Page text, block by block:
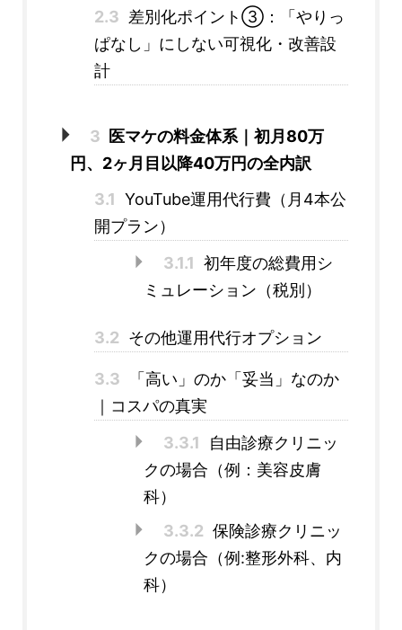
2.3 差別化ポイント③：「やりっ
ぱなし」にしない可視化・改善設
計
3
医マケの料金体系｜初月80万
円、2ヶ月目以降40万円の全内訳
3.1 YouTube運用代行費（月4本公
開プラン）
3.1.1 初年度の総費用シ
ミュレーション（税別）
3.2 その他運用代行オプション
3.3
「高い」のか「妥当」なのか
｜コスパの真実
3.3.1
自由診療クリニッ
クの場合（例：美容皮膚
科）
3.3.2 保険診療クリニッ
クの場合（例:整形外科、内
科）